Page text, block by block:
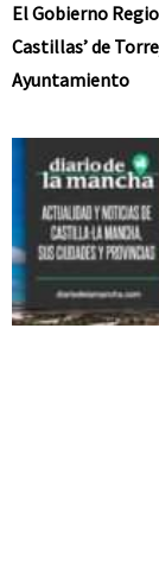
El Gobierno
Castillas’ de
Ayuntamiento